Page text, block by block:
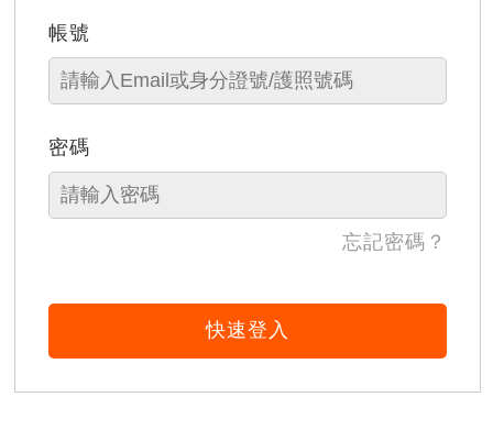
帳號
密碼
忘記密碼？
快速登入